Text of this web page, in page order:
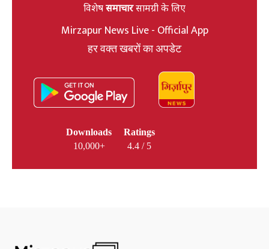
विशेषसमाचारसामग्री के लिए
Mirzapur News Live - Official App
हर वक्त खबरों का अपडेट
Downloads
10,000+
Ratings
4.4 / 5